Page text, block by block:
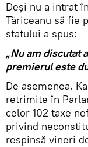
Deși nu a intrat
Tăriceanu să fie
statului a spus:
„Nu am discutat
premierul este
De asemenea,
retrimite în
celor 102 taxe
privind
respinsă vineri